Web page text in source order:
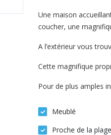
Une maison
coucher, une
A l’extérieur vous
Cette magnifique
Pour de plus amples
Meublé
Proche de la plage